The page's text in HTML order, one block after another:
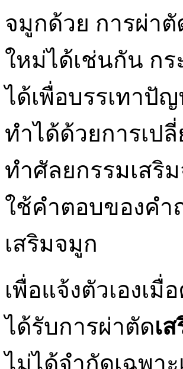
จมูกด้วย การผ่า
ใหม่ได้เช่นกัน ก
ได้เพื่อบรรเทาปั
ทำได้ด้วยการเป
ทำศัลยกรรมเสริ
ใช้คำตอบของคำ
เสริมจมูก
เพื่อแจ้งตัวเองเ
ได้รับการผ่าตัดเ
ไม่ได้จำกัดเฉพา